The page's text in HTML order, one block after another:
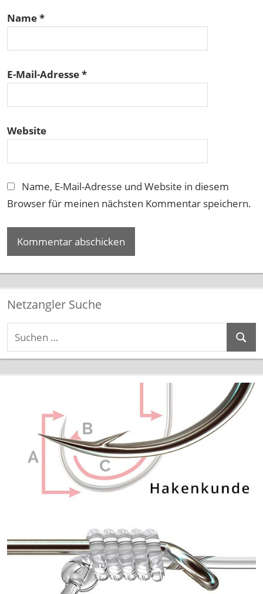
Name*
E-Mail-Adresse*
Website
Name, E-Mail-Adresse und Website in diesem
Browser für meinen nächsten Kommentar speichern.
Netzangler Suche
Suchen
nach: